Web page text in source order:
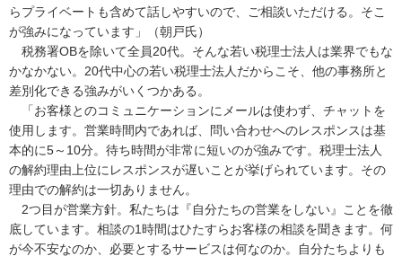
らプライベートも含めて話しやすいので、ご相談いただける。そこ
が強みになっています」（朝戸氏）
税務署OBを除いて全員20代。そんな若い税理士法人は業界でもな
かなかない。20代中心の若い税理士法人だからこそ、他の事務所と
差別化できる強みがいくつかある。
「お客様とのコミュニケーションにメールは使わず、チャットを
使用します。営業時間内であれば、問い合わせへのレスポンスは基
本的に5～10分。待ち時間が非常に短いのが強みです。税理士法人
の解約理由上位にレスポンスが遅いことが挙げられています。その
理由での解約は一切ありません。
2つ目が営業方針。私たちは『自分たちの営業をしない』ことを徹
底しています。相談の1時間はひたすらお客様の相談を聞きます。何
が今不安なのか、必要とするサービスは何なのか。自分たちよりも